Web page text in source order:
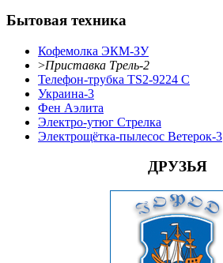
Бытовая техника
Кофемолка ЭКМ-ЗУ
>Приставка Трель-2
Телефон-трубка TS2-9224 C
Украина-3
Фен Аэлита
Электро-утюг Стрелка
Электрощётка-пылесос Ветерок-3
ДРУЗЬЯ